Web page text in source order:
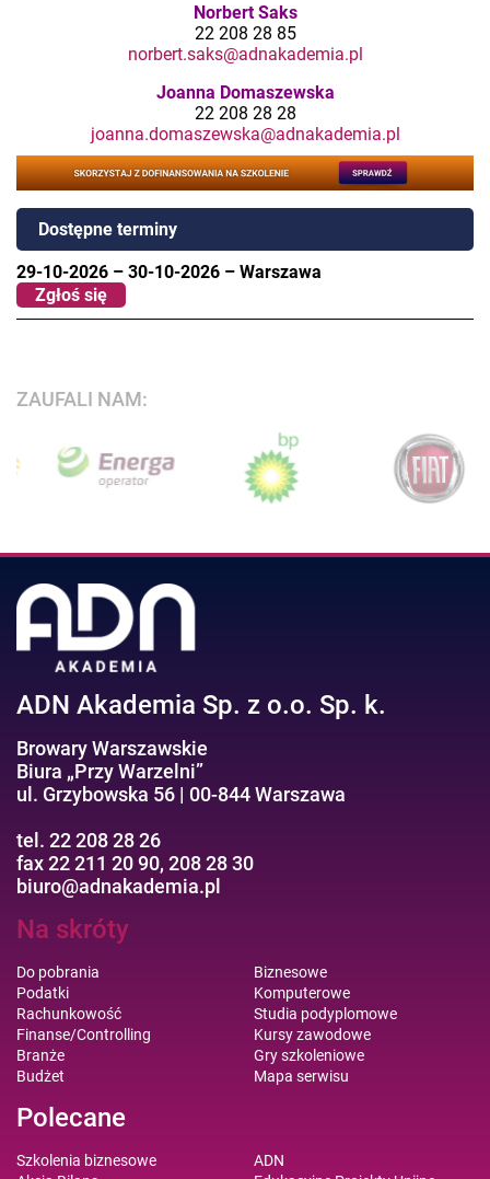
Norbert Saks
22 208 28 85
norbert.saks@adnakademia.pl
Joanna Domaszewska
22 208 28 28
joanna.domaszewska@adnakademia.pl
Dostępne terminy
29-10-2026 – 30-10-2026 – Warszawa
Zgłoś się
ZAUFALI NAM:
ADN Akademia Sp. z o.o. Sp. k.
Browary Warszawskie
Biura „Przy Warzelni”
ul. Grzybowska 56 | 00-844 Warszawa
tel. 22 208 28 26
fax 22 211 20 90, 208 28 30
biuro@adnakademia.pl
Na skróty
Do pobrania
Podatki
Rachunkowość
Finanse/Controlling
Branże
Budżet
Biznesowe
Komputerowe
Studia podyplomowe
Kursy zawodowe
Gry szkoleniowe
Mapa serwisu
Polecane
Szkolenia biznesowe
ADN